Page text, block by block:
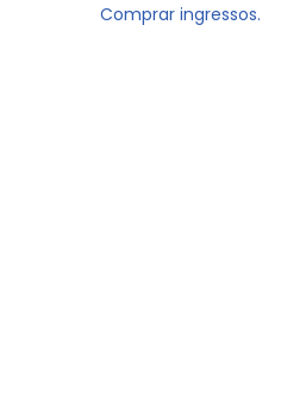
Comprar ingressos.